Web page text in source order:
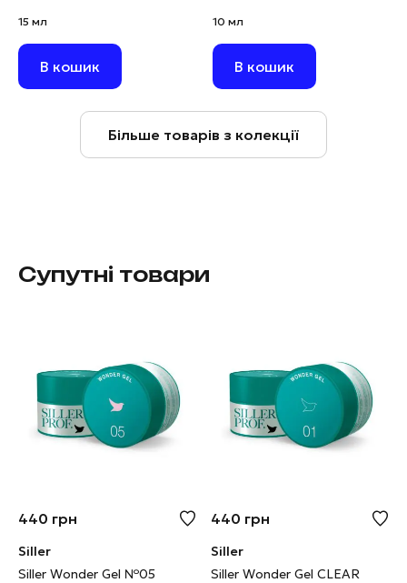
15 мл
В кошик
10 мл
В кошик
Більше товарів з колекції
Супутні товари
440 грн
Siller
Siller Wonder Gel №05
440 грн
Siller
Siller Wonder Gel CLEAR